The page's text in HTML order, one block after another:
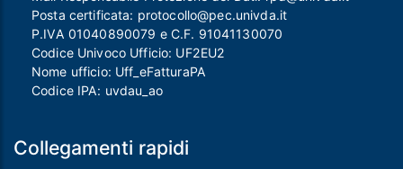
Posta certificata: protocollo@pec.univda.it
P.IVA 01040890079 e C.F. 91041130070
Codice Univoco Ufficio: UF2EU2
Nome ufficio: Uff_eFatturaPA
Codice IPA: uvdau_ao
Collegamenti rapidi